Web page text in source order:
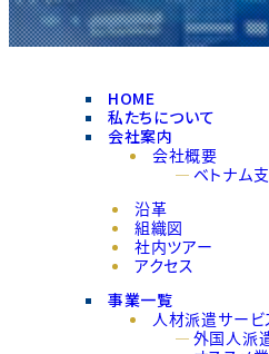
HOME
私たちについて
会社案内
会社概要
ベトナム
沿革
組織図
社内ツアー
アクセス
事業一覧
人材派遣サービ
外国人派